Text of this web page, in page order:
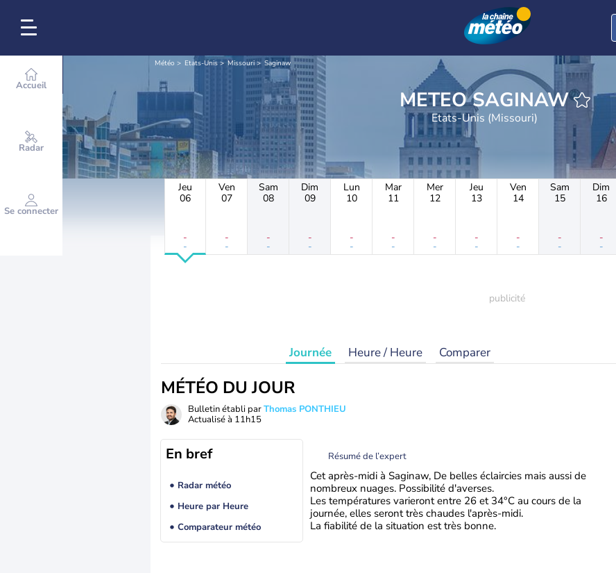
Accueil
Radar
Se connecter
Météo Etats-Unis Missouri Saginaw
METEO SAGINAW
Etats-Unis (Missouri)
Jeu
06
-
-
Ven
07
-
-
Sam
08
-
-
Dim
09
-
-
Lun
10
-
-
Mar
11
-
-
Mer
12
-
-
Jeu
13
-
-
Ven
14
-
-
Sam
15
-
-
Dim
16
-
-
Journée Heure / Heure Comparer
MÉTÉO DU JOUR
Bulletin établi parThomas PONTHIEU
Actualisé à 11h15
En bref
Radar météo
Heure par Heure
Comparateur météo
Résumé de l’expert
Cet après-midi à Saginaw, De belles éclaircies mais aussi de
nombreux nuages. Possibilité d'averses.
Les températures varieront entre 26 et 34°C au cours de la
journée, elles seront très chaudes l'après-midi.
La fiabilité de la situation est très bonne.